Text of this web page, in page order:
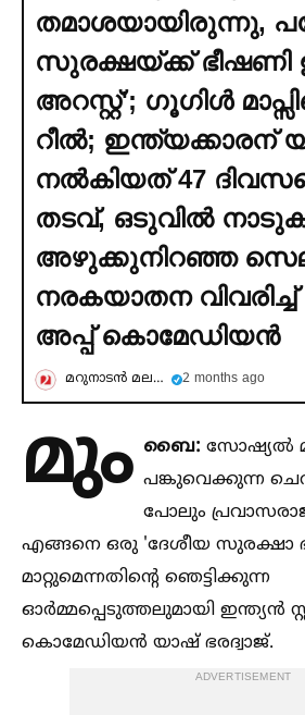
തമാശയായിരുന്നു,
സുരക്ഷയ്ക്ക് ഭീഷണി
അറസ്റ്റ്'; ഗൂഗിള്‍
റീല്‍;
നല്‍കിയത് 47
തടവ്, ഒടുവില്‍
അഴുക്കുനിറഞ്ഞ
നരകയാതന വിവരിച്ച്‌
അപ്പ് കൊമേഡിയൻ
മറുനാടന്‍ മലയാളി 2 months ago
മും ബൈ: സോഷ്യല്‍
പങ്കുവെക്കുന്ന
പോലും
എങ്ങനെ ഒരു 'ദേശീയ സുരക്ഷാ
മാറ്റുമെന്നതിന്റെ ഞെട്ടിക്കുന്ന
ഓർമ്മപ്പെടുത്തലുമായി ഇന്ത്യൻ
കൊമേഡിയൻ യാഷ് ഭരദ്വാജ്.
ADVERTISEMENT